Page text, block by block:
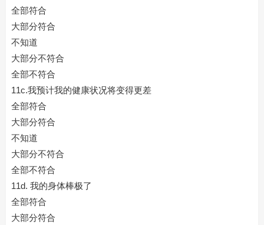
全部符合
大部分符合
不知道
大部分不符合
全部不符合
11c.我预计我的健康状况将变得更差
全部符合
大部分符合
不知道
大部分不符合
全部不符合
11d. 我的身体棒极了
全部符合
大部分符合